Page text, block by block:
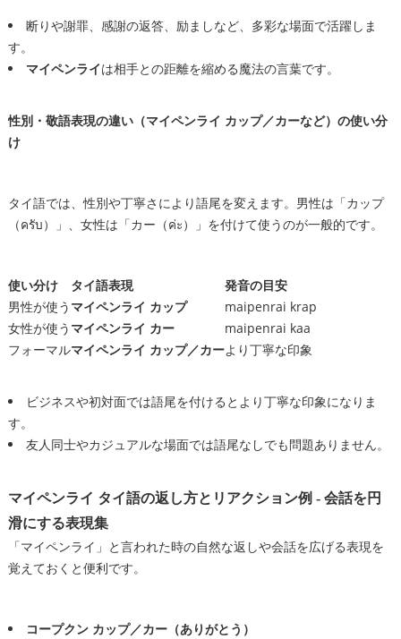
断りや謝罪、感謝の返答、励ましなど、多彩な場面で活躍しま
す。
マイペンライは相手との距離を縮める魔法の言葉です。
性別・敬語表現の違い（マイペンライ カップ／カーなど）の使い分
け
タイ語では、性別や丁寧さにより語尾を変えます。男性は「カップ
（ครับ）」、女性は「カー（ค่ะ）」を付けて使うのが一般的です。
使い分け タイ語表現
発音の目安
男性が使う マイペンライ カップ
maipenrai krap
女性が使う マイペンライ カー
maipenrai kaa
フォーマルマイペンライ カップ／カーより丁寧な印象
ビジネスや初対面では語尾を付けるとより丁寧な印象になりま
す。
友人同士やカジュアルな場面では語尾なしでも問題ありません。
マイペンライ タイ語の返し方とリアクション例 - 会話を円
滑にする表現集
「マイペンライ」と言われた時の自然な返しや会話を広げる表現を
覚えておくと便利です。
コープクン カップ／カー（ありがとう）